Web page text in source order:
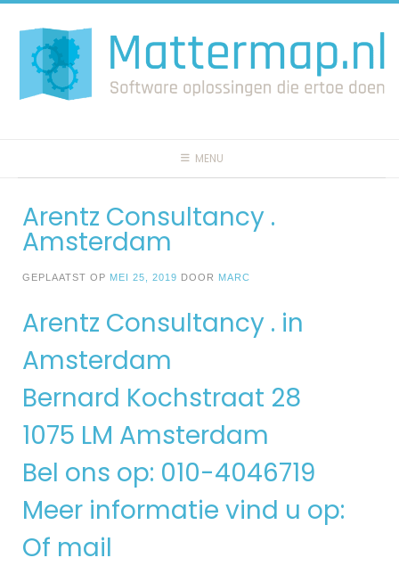
naar
inhoud
MENU
Arentz Consultancy .
Amsterdam
GEPLAATST OP MEI 25, 2019 DOOR MARC
Arentz Consultancy . in
Amsterdam
Bernard Kochstraat 28
1075 LM Amsterdam
Bel ons op: 010-4046719
Meer informatie vind u op:
Of mail